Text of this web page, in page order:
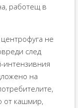
работещ в
не
след
интензивния
на
от кашмир,